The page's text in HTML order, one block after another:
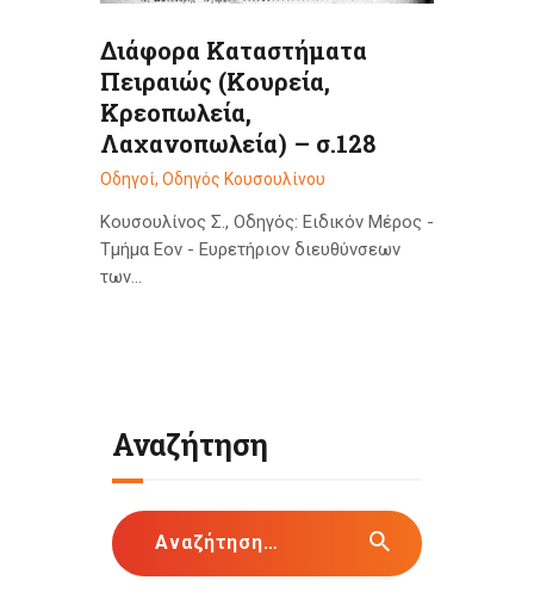
Διάφορα Καταστήματα
Πειραιώς (Κουρεία,
Κρεοπωλεία,
Λαχανοπωλεία) – σ.128
Οδηγοί, Οδηγός Κουσουλίνου
Κουσουλίνος Σ., Οδηγός: Ειδικόν Μέρος -
Τμήμα Εον - Ευρετήριον διευθύνσεων
των…
Αναζήτηση
Αναζήτηση
για: